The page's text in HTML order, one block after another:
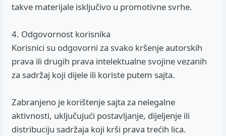
takve materijale isključivo u promotivne svrhe.
4. Odgovornost korisnika
Korisnici su odgovorni za svako kršenje autorskih
prava ili drugih prava intelektualne svojine vezanih
za sadržaj koji dijele ili koriste putem sajta.
Zabranjeno je korištenje sajta za nelegalne
aktivnosti, uključujući postavljanje, dijeljenje ili
distribuciju sadržaja koji krši prava trećih lica.